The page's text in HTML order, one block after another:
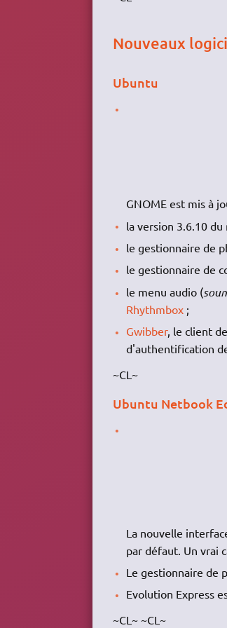
Nouveaux
Ubuntu
GNOME est mis à
la version 3.6.10
le gestionnaire de
le gestionnaire de
le menu audio (
Rhythmbox ;
Gwibber, le client
d'authentification
~CL~
Ubuntu Netbook
La nouvelle
par défaut. Un vrai
Le gestionnaire de
Evolution Express
~CL~ ~CL~